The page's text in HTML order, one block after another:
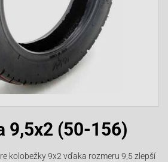
9,5x2 (50-156)
kolobežky 9x2 vďaka rozmeru 9,5 zlepší